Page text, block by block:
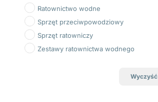
Ratownictwo wodne
Sprzęt przeciwpowodziowy
Sprzęt ratowniczy
Zestawy ratownictwa wodnego
Wyczyść